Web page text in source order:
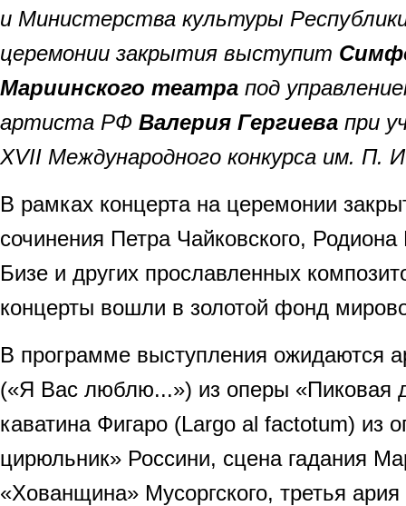
и Министерства культуры
церемонии закрытия выступит
Мариинского театра под
артиста РФ Валерия Гергиева при
XVII Международного конкурса им. П.
В рамках концерта на церемонии
сочинения Петра Чайковского,
Бизе и других прославленных
концерты вошли в золотой фонд
В программе выступления ожидаются
(«Я Вас люблю...») из оперы «Пиковая
каватина Фигаро (Largo al factotum) из
цирюльник» Россини, сцена гадания
«Хованщина» Мусоргского, третья